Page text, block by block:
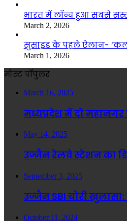
भारत में लॉन्च हुआ सबसे
March 2, 2026
सुसाइड के पहले ऐलान- ‘कल
March 1, 2026
मोस्ट पॉपुलर
March 16, 2025
मध्यप्रदेश में दो
May 14, 2025
उज्जैन रेलवे स्टेशन का
September 3, 2025
उज्जैन SBI चोरी
October 11, 2024